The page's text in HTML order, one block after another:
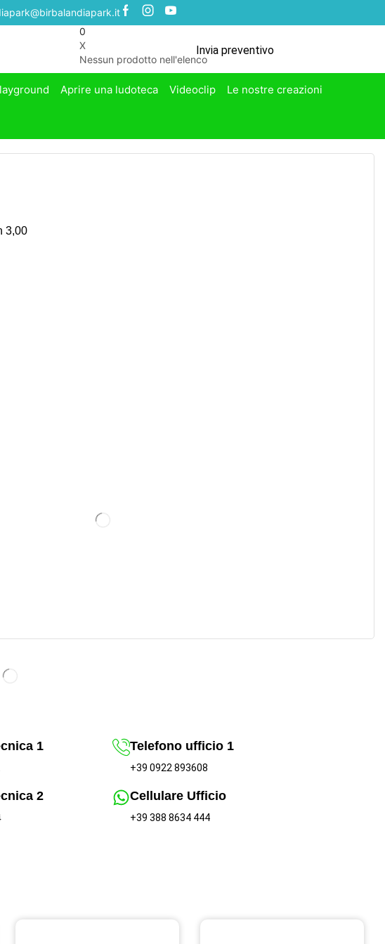
0
X
Nessun prodotto nell'elenco
Invia preventivo
Aprire una ludoteca Videoclip Le nostre creazioni
3,00
1 Telefono ufficio 1
+39 0922 893608
2 Cellulare Ufficio
+39 388 8634 444